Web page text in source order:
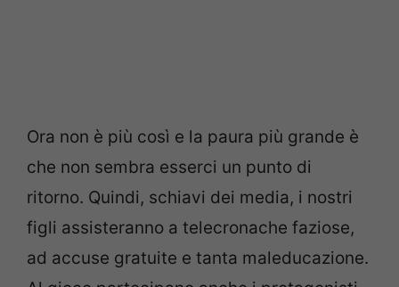
Ora non è più così e la paura più grande è
che non sembra esserci un punto di
ritorno. Quindi, schiavi dei media, i nostri
figli assisteranno a telecronache faziose,
ad accuse gratuite e tanta maleducazione.